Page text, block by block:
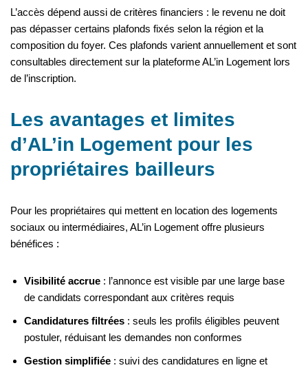
L’accès dépend aussi de critères financiers : le revenu ne doit
pas dépasser certains plafonds fixés selon la région et la
composition du foyer. Ces plafonds varient annuellement et sont
consultables directement sur la plateforme AL’in Logement lors
de l’inscription.
Les avantages et limites
d’AL’in Logement pour les
propriétaires bailleurs
Pour les propriétaires qui mettent en location des logements
sociaux ou intermédiaires, AL’in Logement offre plusieurs
bénéfices :
Visibilité accrue : l’annonce est visible par une large base
de candidats correspondant aux critères requis
Candidatures filtrées : seuls les profils éligibles peuvent
postuler, réduisant les demandes non conformes
Gestion simplifiée : suivi des candidatures en ligne et